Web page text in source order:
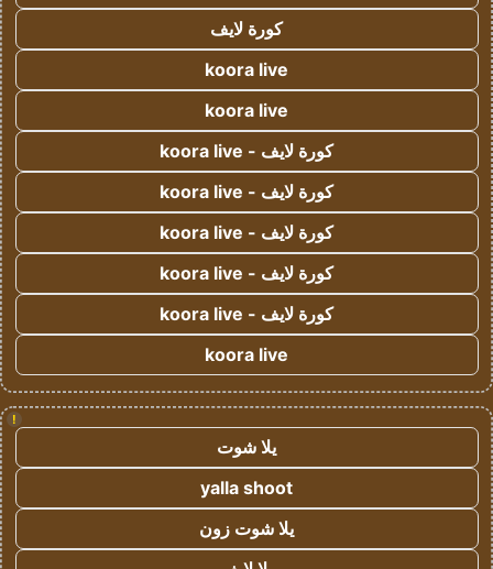
كورة لايف
koora live
koora live
كورة لايف - koora live
كورة لايف - koora live
كورة لايف - koora live
كورة لايف - koora live
كورة لايف - koora live
koora live
!
يلا شوت
yalla shoot
يلا شوت زون